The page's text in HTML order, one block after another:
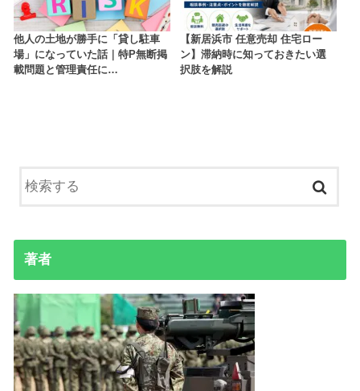
他人の土地が勝手に「貸し駐車
場」になっていた話｜特P無断掲
載問題と管理責任に…
【新居浜市 任意売却 住宅ロー
ン】滞納時に知っておきたい選
択肢を解説
著者